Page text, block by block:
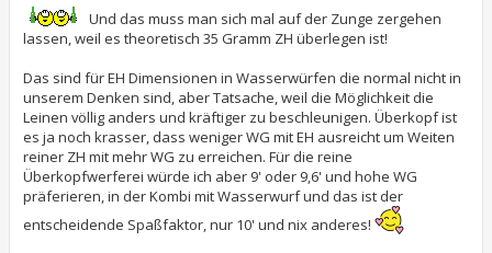
Und das muss man sich mal auf der Zunge zergehen
lassen, weil es theoretisch 35 Gramm ZH überlegen ist!
Das sind für EH Dimensionen in Wasserwürfen die normal nicht in
unserem Denken sind, aber Tatsache, weil die Möglichkeit die
Leinen völlig anders und kräftiger zu beschleunigen. Überkopf ist
es ja noch krasser, dass weniger WG mit EH ausreicht um Weiten
reiner ZH mit mehr WG zu erreichen. Für die reine
Überkopfwerferei würde ich aber 9' oder 9,6' und hohe WG
präferieren, in der Kombi mit Wasserwurf und das ist der
entscheidende Spaßfaktor, nur 10' und nix anderes!